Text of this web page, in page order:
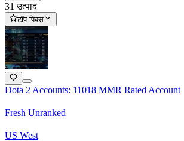
31 उत्पाद
टॉप पिक्स
Dota 2 Accounts: 11018 MMR Rated Account
Fresh Unranked
US West